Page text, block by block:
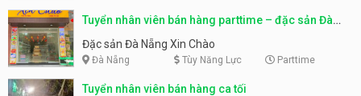
Tuyển nhân viên bán hàng parttime – đặc sản Đà
Nẵng
Đặc sản Đà Nẵng Xin Chào
Đà Nẵng Tùy Năng Lực Parttime
Tuyển nhân viên bán hàng ca tối